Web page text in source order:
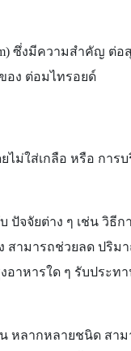
ซึ่งมีความสำคัญ
อง ต่อมไทรอยด์
ไม่ใส่เกลือ หรือ การ
จัยต่าง ๆ เช่น วิธีก
สามารถช่วยลด ป
าหารใด ๆ รับประท
หลากหลายชนิด สา